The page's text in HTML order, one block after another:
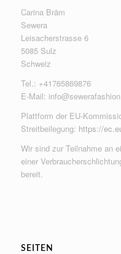
Carina Bräm
Sewera
Leisacherstrasse 6
5085 Sulz
Schweiz
Tel.: +41765869876
E-Mail:
Plattform der EU-
Streitbeilegung: https://
Wir sind zur Teilnahme an
einer
bereit.
SEITEN